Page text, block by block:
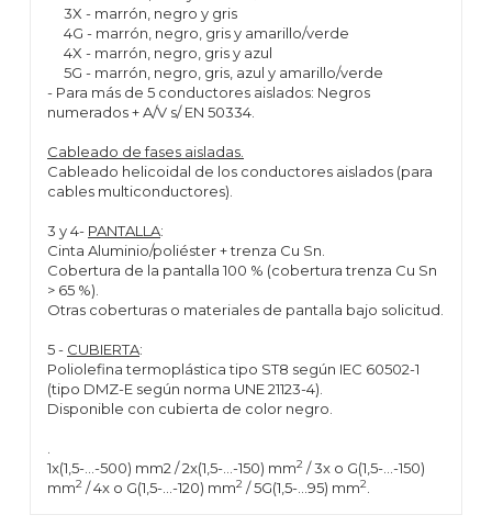
3X - marrón, negro y gris
4G - marrón, negro, gris y amarillo/verde
4X - marrón, negro, gris y azul
5G - marrón, negro, gris, azul y amarillo/verde
- Para más de 5 conductores aislados: Negros
numerados + A/V s/ EN 50334.
Cableado de fases aisladas.
Cableado helicoidal de los conductores aislados (para
cables multiconductores).
3 y 4- PANTALLA:
Cinta Aluminio/poliéster + trenza Cu Sn.
Cobertura de la pantalla 100 % (cobertura trenza Cu Sn
> 65 %).
Otras coberturas o materiales de pantalla bajo solicitud.
5 - CUBIERTA:
Poliolefina termoplástica tipo ST8 según IEC 60502-1
(tipo DMZ-E según norma UNE 21123-4).
Disponible con cubierta de color negro.
1x(1,5-...-500) mm2 / 2x(1,5-...-150) mm2 / 3x o G(1,5-...-150)
mm2 / 4x o G(1,5-...-120) mm2 / 5G(1,5-...95) mm2